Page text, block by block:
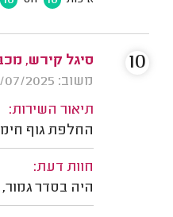
סיגל קירש,
משוב: 28/07/2025
תיאור השירות:
החלפת גוף
חוות דעת:
היה בסדר גמור,
10